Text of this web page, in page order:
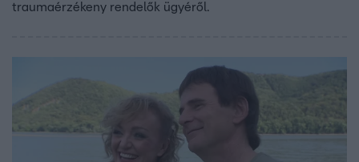
traumaérzékeny rendelők ügyéről.